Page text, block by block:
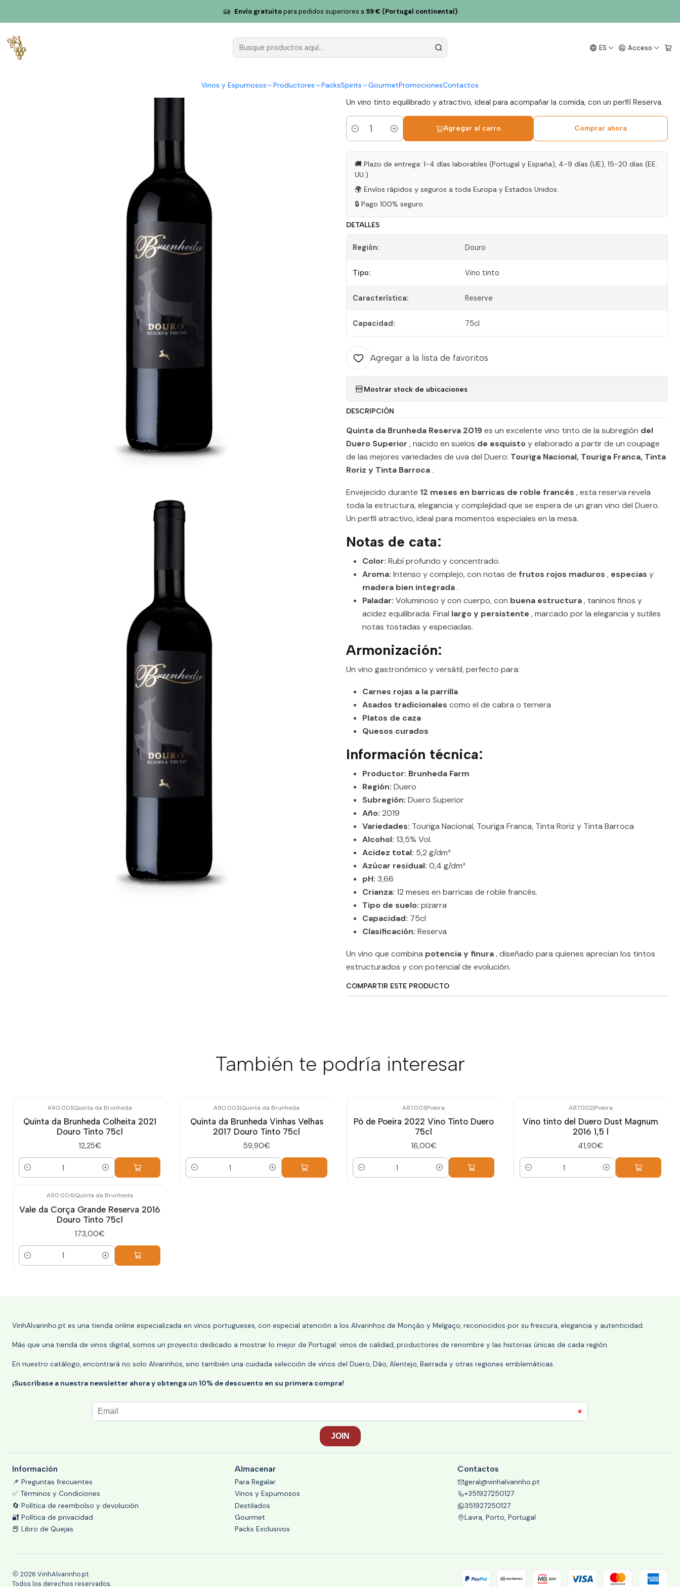
ES Acceso
Vinos y Espumosos Productores PacksSpirits GourmetPromocionesContactos
Envío gratuitopara pedidos superiores a 59 € (Portugal continental)
Quinta da Brunheda Reserva 2019 Douro Tinto 75cl
Quinta da Brunheda Reserva 2019
|
Un vino tinto equilibrado y atractivo, ideal para acompañar la comida, con un perfil Reserva.
Cantidad
Agregar al carro Comprar ahora
🚚 Plazo de entrega: 1-4 días laborables (Portugal y España), 4-9 días (UE), 15-20 días (EE.
UU.)
🌍 Envíos rápidos y seguros a toda Europa y Estados Unidos.
🔒 Pago 100% seguro
DETALLES
Región: Douro
Tipo: Vino tinto
Característica: Reserve
Capacidad: 75cl
Agregar a la lista de favoritos
Mostrar stock de ubicaciones
DESCRIPCIÓN
Quinta da Brunheda Reserva 2019es un excelente vino tinto de la subregión del
Duero Superior , nacido en suelos de esquistoy elaborado a partir de un coupage
de las mejores variedades de uva del Duero: Touriga Nacional, Touriga Franca, Tinta
Roriz y Tinta Barroca.
Envejecido durante 12 meses en barricas de roble francés , esta reserva revela
toda la estructura, elegancia y complejidad que se espera de un gran vino del Duero.
Un perfil atractivo, ideal para momentos especiales en la mesa.
Notas de cata:
Color: Rubí profundo y concentrado.
Aroma: Intenso y complejo, con notas de frutos rojos maduros , especias y
madera bien integrada.
Paladar: Voluminoso y con cuerpo, con buena estructura, taninos finos y
acidez equilibrada. Final largo y persistente , marcado por la elegancia y sutiles
notas tostadas y especiadas.
Armonización:
Un vino gastronómico y versátil, perfecto para:
Carnes rojas a la parrilla
Asados tradicionales como el de cabra o ternera
Platos de caza
Quesos curados
Información técnica:
Productor: Brunheda Farm
Región: Duero
Subregión: Duero Superior
Año: 2019
Variedades: Touriga Nacional, Touriga Franca, Tinta Roriz y Tinta Barroca
Alcohol: 13,5% Vol.
Acidez total: 5,2 g/dm³
Azúcar residual: 0,4 g/dm³
pH: 3,66
Crianza: 12 meses en barricas de roble francés.
Tipo de suelo: pizarra
Capacidad: 75cl
Clasificación: Reserva
Un vino que combina potencia y finura, diseñado para quienes aprecian los tintos
estructurados y con potencial de evolución.
COMPARTIR ESTE PRODUCTO
También te podría interesar
A90.001|Quinta da Brunheda
Quinta da Brunheda Colheita 2021
Douro Tinto 75cl
12,25€
Cantidad
A90.003|Quinta da Brunheda
Quinta da Brunheda Vinhas Velhas
2017 Douro Tinto 75cl
59,90€
Cantidad
A87.001|Poeira
Pó de Poeira 2022 Vino Tinto Duero
75cl
16,00€
Cantidad
A87.002|Poeira
Vino tinto del Duero Dust Magnum
2016 1,5 l
41,90€
Cantidad
A90.004|Quinta da Brunheda
Vale da Corça Grande Reserva 2016
Douro Tinto 75cl
173,00€
Cantidad
VinhAlvarinho.pt es una tienda online especializada en vinos portugueses, con especial atención a los Alvarinhos de Monção y Melgaço, reconocidos por su frescura, elegancia y autenticidad.
Más que una tienda de vinos digital, somos un proyecto dedicado a mostrar lo mejor de Portugal: vinos de calidad, productores de renombre y las historias únicas de cada región.
En nuestro catálogo, encontrará no solo Alvarinhos, sino también una cuidada selección de vinos del Duero, Dão, Alentejo, Bairrada y otras regiones emblemáticas.
¡Suscríbase a nuestra newsletter ahora y obtenga un 10% de descuento en su primera compra!
Información
📌 Preguntas frecuentes
✅ Términos y Condiciones
🔄 Política de reembolso y devolución
🔐 Política de privacidad
📕 Libro de Quejas
Almacenar
Para Regalar
Vinos y Espumosos
Destilados
Gourmet
Packs Exclusivos
Contactos
geral@vinhalvarinho.pt
+351927250127
351927250127
Lavra, Porto, Portugal
2026 VinhAlvarinho.pt.
Todos los derechos reservados.